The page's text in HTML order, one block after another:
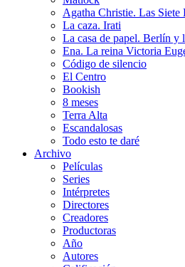
Agatha Christie. Las Siete
La caza. Irati
La casa de papel. Berlín y
Ena. La reina Victoria
Código de silencio
El Centro
Bookish
8 meses
Terra Alta
Escandalosas
Todo esto te daré
Archivo
Películas
Series
Intérpretes
Directores
Creadores
Productoras
Año
Autores